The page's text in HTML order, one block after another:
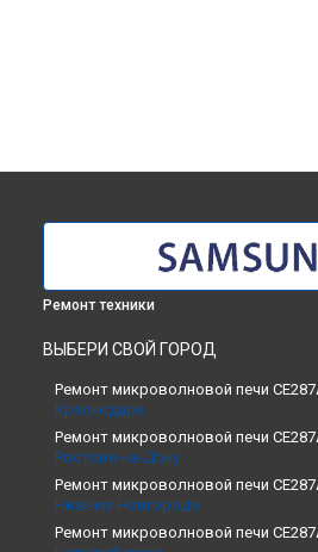
Ремонт техники
ВЫБЕРИ СВОЙ ГОРОД
Ремонт микроволновой печи
Краснодаре
Ремонт микроволновой печи
Ростове-на-Дону
Ремонт микроволновой печи
Нижнем Новгороде
Ремонт микроволновой печи